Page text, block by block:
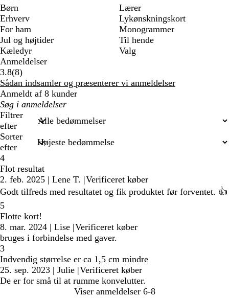
Børn
Erhverv
For ham
Jul og højtider
Kæledyr
Lærer
Lykønskningskort
Monogrammer
Til hende
Valg
Anmeldelser
3.8(88
anmeldelser
)
Sådan indsamler og præsenterer vi anmeldelser
Anmeldt af 8 kunder
Min
søgetekst
Filtrer
efter
Sorter
efter
4
Flot resultat
2. feb. 2025 | Lene T. |Verificeret køber
Godt tilfreds med resultatet og fik produktet før forventet. 👍
5
Flotte kort!
8. mar. 2024 | Lise |Verificeret køber
bruges i forbindelse med gaver.
3
Indvendig størrelse er ca 1,5 cm mindre
25. sep. 2023 | Julie |Verificeret køber
De er for små til at rumme konvelutter.
Viser anmeldelser 6-8